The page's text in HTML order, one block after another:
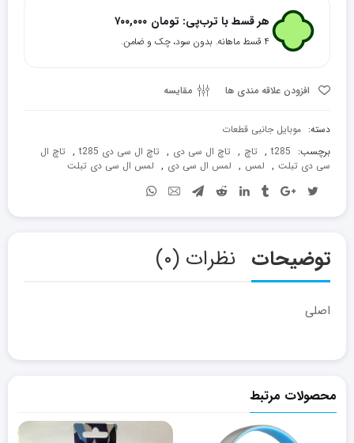
دی
تبلت
Tab
عدد
هر قسط با ترب‌پی: ۷۰۰,۰۰۰ تومان
۴ قسط ماهانه. بدون سود، چک و ضامن.
افزودن علاقه مندی ها مقایسه
دسته: موبایل جانبی قطعات
برچسب: t285
, تاچ , تاچ ال سی دی , تاچ ال سی دی t285 , تاچ ال
سی دی تبلت , لمس , لمس ال سی دی , لمس ال سی دی تبلت
توضیحات نظرات (۰)
اصلی
محصولات مرتبط